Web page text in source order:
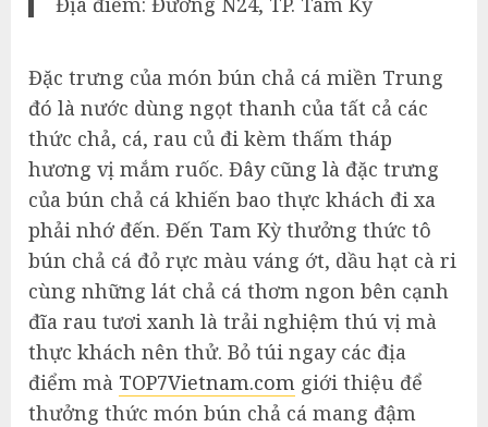
Đặc trưng của món bún chả cá miền Trung
đó là nước dùng ngọt thanh của tất cả các
thức chả, cá, rau củ đi kèm thấm tháp
hương vị mắm ruốc. Đây cũng là đặc trưng
của bún chả cá khiến bao thực khách đi xa
phải nhớ đến. Đến Tam Kỳ thưởng thức tô
bún chả cá đỏ rực màu váng ớt, dầu hạt cà ri
cùng những lát chả cá thơm ngon bên cạnh
đĩa rau tươi xanh là trải nghiệm thú vị mà
thực khách nên thử. Bỏ túi ngay các địa
điểm mà TOP7Vietnam.com giới thiệu để
thưởng thức món bún chả cá mang đậm